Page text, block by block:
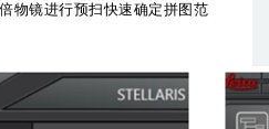
物镜进行预扫快速确定拼图范